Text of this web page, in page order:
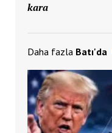
kara
Daha fazla Batı'da